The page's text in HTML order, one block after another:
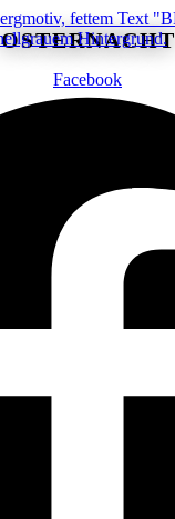
Facebook
OSTERNACHT